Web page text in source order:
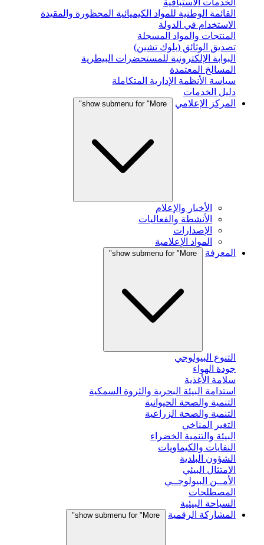
الخدمات الاستباقية
القائمة الوطنية للمواد الكيميائية المحظورة والمقيدة
الاستخدام في الدولة
المنتجات والمواد المسجلة
تصديق الوثائق (بلوك تشين)
البوابة الإلكترونية للمستحضرات البيطرية
المسالخ المعتمدة
سياسة الأنظمة الإدارية المتكاملة
دليل الخدمات
المركز الإعلامي
show submenu for "More"
الأخبار والإعلام
الأنشطة والفعاليات
الإصدارات
المواد الإعلامية
المعرفة
show submenu for "More"
التنوع البيولوجي
جودة الهواء
سلامة الأغذية
استدامة البيئة البحرية والثروة السمكية
التنمية والصحة الحيوانية
التنمية والصحة الزراعية
التغير المناخي
البيئة والتنمية الخضراء
النفايات والكيماويات
الشؤون البلدية
الامتثال البيئي
الأمــن البيولوجــي
المصطلحات
السياحة البيئية
المشاركة الرقمية
show submenu for "More"